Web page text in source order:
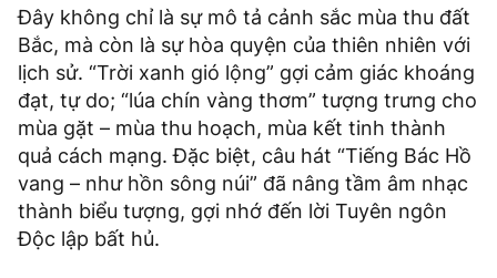
Đây không chỉ là sự mô tả cảnh sắc mùa thu đất
Bắc, mà còn là sự hòa quyện của thiên nhiên với
lịch sử. “Trời xanh gió lộng” gợi cảm giác khoáng
đạt, tự do; “lúa chín vàng thơm” tượng trưng cho
mùa gặt – mùa thu hoạch, mùa kết tinh thành
quả cách mạng. Đặc biệt, câu hát “Tiếng Bác Hồ
vang – như hồn sông núi” đã nâng tầm âm nhạc
thành biểu tượng, gợi nhớ đến lời Tuyên ngôn
Độc lập bất hủ.